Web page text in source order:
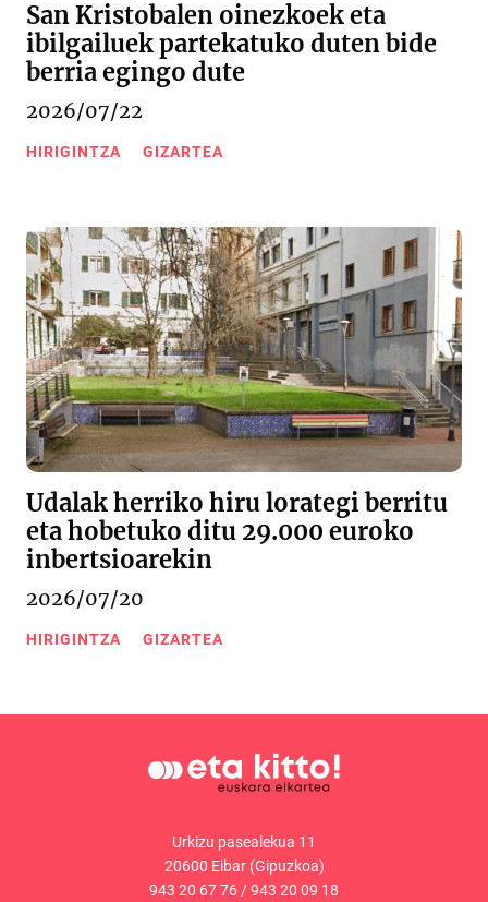
San Kristobalen oinezkoek eta
ibilgailuek partekatuko duten bide
berria egingo dute
2026/07/22
HIRIGINTZA GIZARTEA
Udalak herriko hiru lorategi berritu
eta hobetuko ditu 29.000 euroko
inbertsioarekin
2026/07/20
HIRIGINTZA GIZARTEA
Urkizu pasealekua 11
20600 Eibar (Gipuzkoa)
943 20 67 76/943 20 09 18